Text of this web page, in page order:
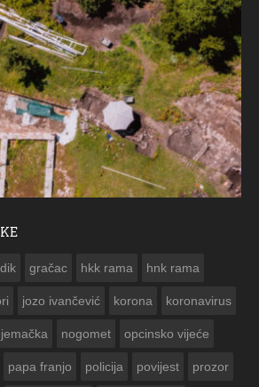
gračac hkk rama hnk rama
jozo ivančević korona koronavirus
nogomet opcinsko vijeće
papa franjo policija povijest prozor